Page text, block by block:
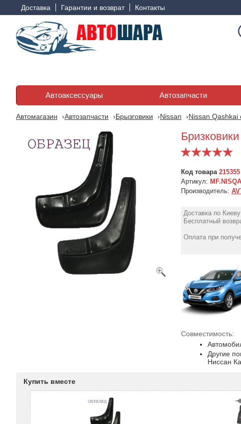
Доставка Гарантии и возврат Контакты
Автоаксессуары Автозапчасти
Автомагазин Автозапчасти Брызговики Nissan Nissan Qashkai
Код товара 215355
Артикул:
Производитель:
Доставка по
Бесплатный
Оплата при
Совместимость:
Другие
Ниссан
Купить вместе